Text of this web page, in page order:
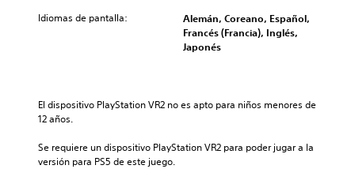
Idiomas de pantalla:
Alemán, Coreano, Español,
Francés (Francia), Inglés,
Japonés
El dispositivo PlayStation VR2 no es apto para niños menores de
12 años.
Se requiere un dispositivo PlayStation VR2 para poder jugar a la
versión para PS5 de este juego.